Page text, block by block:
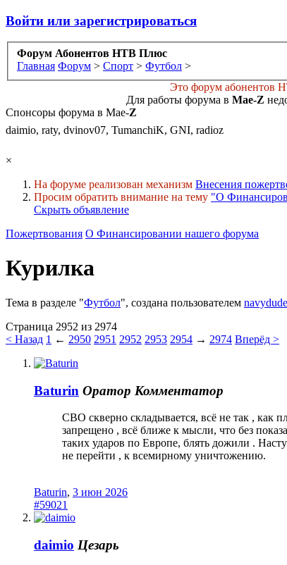
Войти или зарегистрироваться
Форум Абонентов НТВ Плюс
Главная Форум > Спорт > Футбол >
Это форум абонентов
Для работы форума в Мае-Z
Спонсоры форума в Мае-Z
daimio, raty, dvinov07, TumanchiK, GNI, radioz
×
На форуме реализован механизм Внесения
Просим обратить внимание на тему "О
Скрыть объявление
Пожертвования О Финансировании нашего форума
Курилка
Тема в разделе "Футбол", создана пользователем navydude
Страница 2952 из 2974
< Назад 1 ← 2950 2951 2952 2953 2954 → 2974 Вперёд >
Baturin Оратор Комментатор
СВО скверно складывается, всё не так , как
запрещено , всё ближе к мысли, что без
таких ударов по Европе, блять дожили .
не перейти , к всемирному уничтожению.
Baturin, 3 июн 2026
#59021
daimio Цезарь